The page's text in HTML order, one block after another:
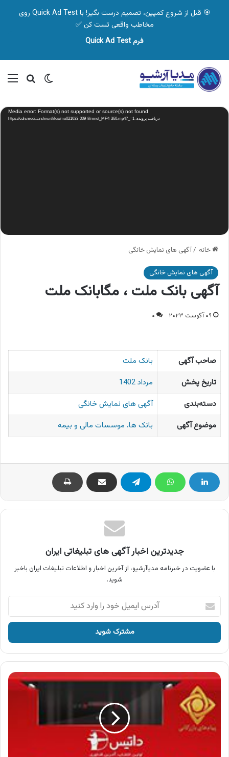
🎯 قبل از شروع کمپین، تصمیم درست بگیر! با Quick Ad Test روی
مخاطب واقعی تست کن ✅
فرم Quick Ad Test
تغییر پوسته
نمایشگر
ویدیو Media error: Format(s) not supported or source(s) not found
دریافت پرونده: https://cdn.mediaarshiv.ir/files/mo021033-009-filmnet_MP4-360.mp4?_=1
خانه /آگهی های نمایش خانگی
آگهی های نمایش خانگی
آگهی بانک ملت ، مگابانک ملت
۰۹ آگوست ۲۰۲۳ ۰
صاحب آگهی
بانک ملت
تاریخ پخش
مرداد 1402
دسته‌بندی
آگهی های نمایش خانگی
موضوع آگهی
بانک ها، موسسات مالی و بیمه
جدیدترین اخبار آگهی های تبلیغاتی ایران
با عضویت در خبرنامه مدیاآرشیو، از آخرین اخبار و اطلاعات تبلیغات ایران باخبر
شوید.
آدرس
ایمیل
خود
وارد
کنید
آگهی
خانگی
داتیس
هود